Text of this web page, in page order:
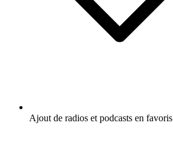
Ajout de radios et podcasts en favoris